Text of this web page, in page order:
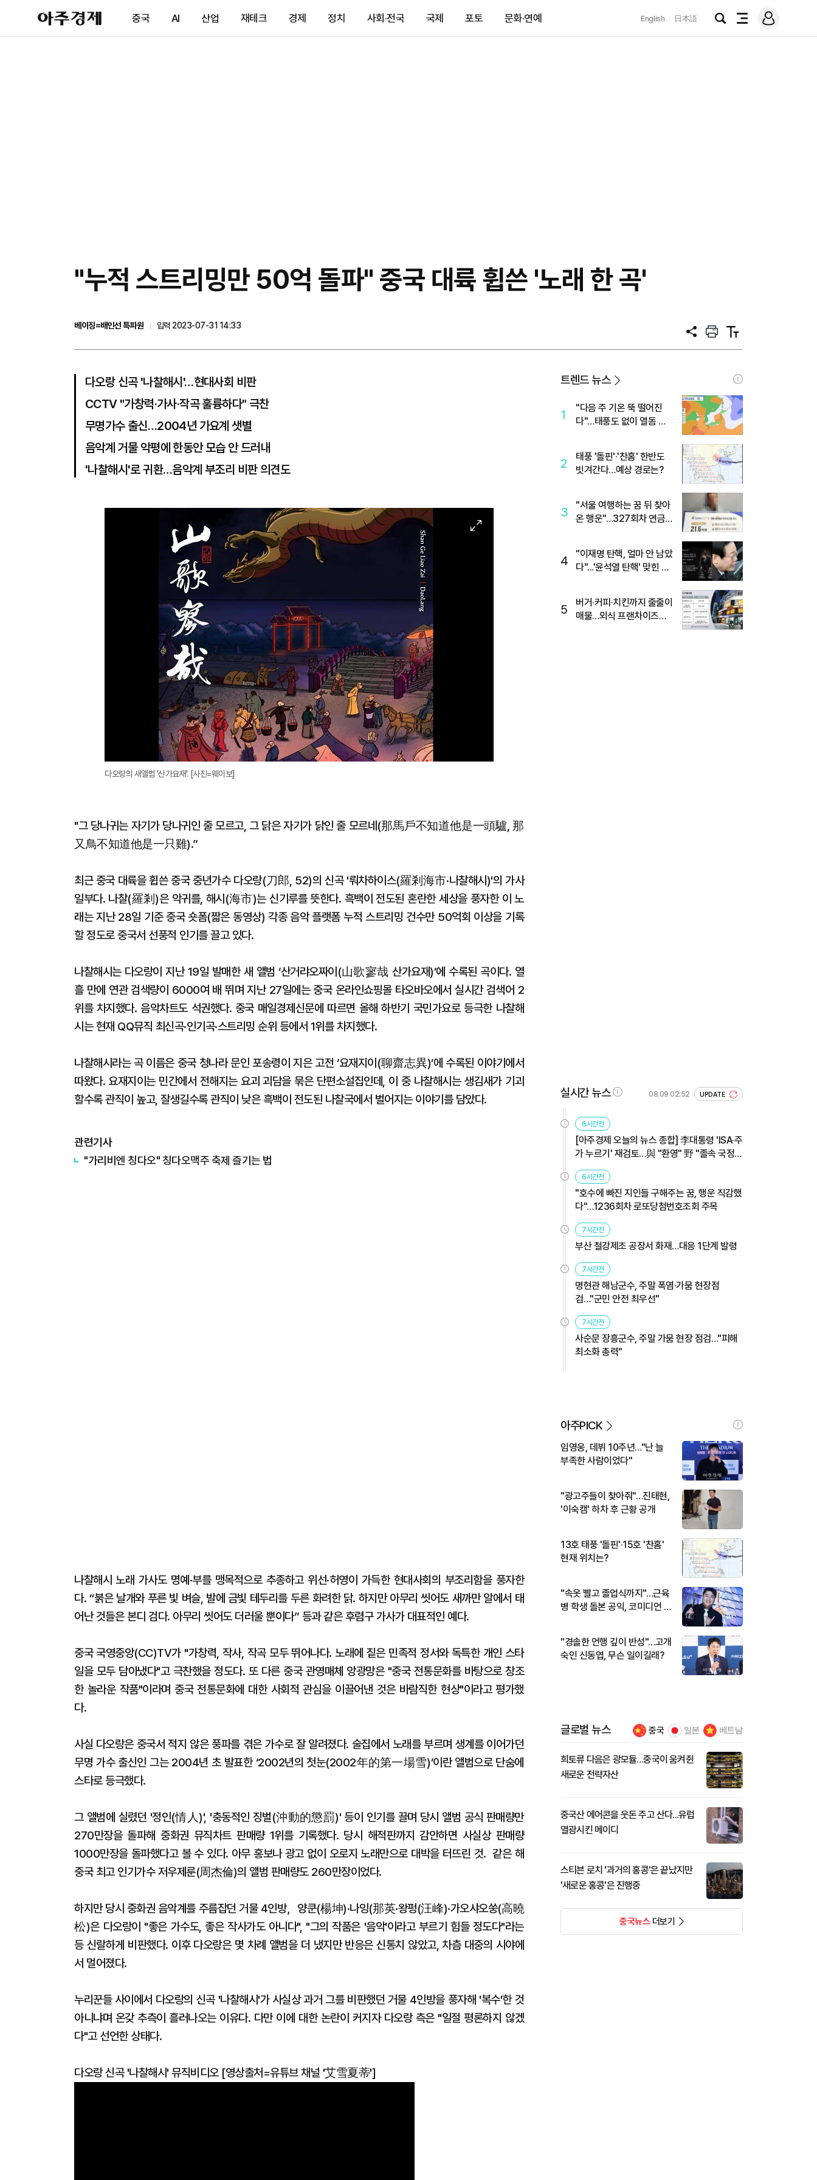
아
주
제
중국 AI 산업 재테크 경제 정치 사회·전국 국제 포토 문화·연예 English 日本語
검
전
메
그
"누적 스트리밍만 50억 돌파" 중국 대륙 휩쓴 '노래 한 곡'
베이징=배인선 특파원
입력 2023-07-31 14:33
공
프
트
텍
트
다오랑 신곡 '나찰해시'…현대사회 비판
CCTV "가창력·가사·작곡 훌륭하다" 극찬
무명가수 출신…2004년 가요계 샛별
음악계 거물 악평에 한동안 모습 안 드러내
'나찰해시'로 귀환…음악계 부조리 비판 의견도
다오랑의 새앨범 '산가요재'. [사진=웨이보]
"그 당나귀는 자기가 당나귀인 줄 모르고, 그 닭은 자기가 닭인 줄 모르네(那馬戶不知道他是一頭驢, 那
又鳥不知道他是一只雞).”
최근 중국 대륙을 휩쓴 중국 중년가수 다오랑(刀郎, 52)의 신곡 '뤄차하이스(羅剎海市·나찰해시)'의 가사
일부다. 나찰(羅剎)은 악귀를, 해시(海市)는 신기루를 뜻한다. 흑백이 전도된 혼란한 세상을 풍자한 이 노
래는 지난 28일 기준 중국 숏폼(짧은 동영상) 각종 음악 플랫폼 누적 스트리밍 건수만 50억회 이상을 기록
할 정도로 중국서 선풍적 인기를 끌고 있다.
나찰해시는 다오랑이 지난 19일 발매한 새 앨범 ‘산거랴오짜이(山歌寥哉 산가요재)’에 수록된 곡이다. 열
흘 만에 연관 검색량이 6000여 배 뛰며 지난 27일에는 중국 온라인쇼핑몰 타오바오에서 실시간 검색어 2
위를 차지했다. 음악차트도 석권했다. 중국 매일경제신문에 따르면 올해 하반기 국민가요로 등극한 나찰해
시는 현재 QQ뮤직 최신곡·인기곡·스트리밍 순위 등에서 1위를 차지했다.
나찰해시라는 곡 이름은 중국 청나라 문인 포송령이 지은 고전 ‘요재지이(聊齋志異)’에 수록된 이야기에서
따왔다. 요재지이는 민간에서 전해지는 요괴 괴담을 묶은 단편소설집인데, 이 중 나찰해시는 생김새가 기괴
할수록 관직이 높고, 잘생길수록 관직이 낮은 흑백이 전도된 나찰국에서 벌어지는 이야기를 담았다.
관련기사
"가리비엔 칭다오" 칭다오맥주 축제 즐기는 법
나찰해시 노래 가사도 명예·부를 맹목적으로 추종하고 위선·허영이 가득한 현대사회의 부조리함을 풍자한
다. “붉은 날개와 푸른 빛 벼슬, 발에 금빛 테두리를 두른 화려한 닭. 하지만 아무리 씻어도 새까만 알에서 태
어난 것들은 본디 검다. 아무리 씻어도 더러울 뿐이다” 등과 같은 후렴구 가사가 대표적인 예다.
중국 국영중앙(CC)TV가 "가창력, 작사, 작곡 모두 뛰어나다. 노래에 짙은 민족적 정서와 독특한 개인 스타
일을 모두 담아냈다"고 극찬했을 정도다. 또 다른 중국 관영매체 앙광망은 "중국 전통문화를 바탕으로 창조
한 놀라운 작품"이라며 중국 전통문화에 대한 사회적 관심을 이끌어낸 것은 바람직한 현상"이라고 평가했
다.
사실 다오랑은 중국서 적지 않은 풍파를 겪은 가수로 잘 알려졌다. 술집에서 노래를 부르며 생계를 이어가던
무명 가수 출신인 그는 2004년 초 발표한 ‘2002년의 첫눈(2002年的第一場雪)’이란 앨범으로 단숨에
스타로 등극했다.
그 앨범에 실렸던 '정인(情人)', '충동적인 징벌(沖動的懲罰)' 등이 인기를 끌며 당시 앨범 공식 판매량만
270만장을 돌파해 중화권 뮤직차트 판매량 1위를 기록했다. 당시 해적판까지 감안하면 사실상 판매량
1000만장을 돌파했다고 볼 수 있다. 아무 홍보나 광고 없이 오로지 노래만으로 대박을 터뜨린 것. 같은 해
중국 최고 인기가수 저우제룬(周杰倫)의 앨범 판매량도 260만장이었다.
하지만 당시 중화권 음악계를 주름잡던 거물 4인방，양쿤(楊坤)·나잉(那英·왕펑(汪峰)·가오샤오쑹(高曉
松)은 다오랑이 "좋은 가수도, 좋은 작사가도 아니다", "그의 작품은 '음악'이라고 부르기 힘들 정도다"라는
등 신랄하게 비판했다. 이후 다오랑은 몇 차례 앨범을 더 냈지만 반응은 신통치 않았고, 차츰 대중의 시야에
서 멀어졌다.
누리꾼들 사이에서 다오랑의 신곡 '나찰해시'가 사실상 과거 그를 비판했던 거물 4인방을 풍자해 '복수'한 것
아니냐며 온갖 추측이 흘러나오는 이유다. 다만 이에 대한 논란이 커지자 다오랑 측은 "일절 평론하지 않겠
다"고 선언한 상태다.
다오랑 신곡 '나찰해시' 뮤직비디오 [영상출처=유튜브 채널 '艾雪夏蒂']
트렌드 뉴스
1
"다음 주 기온 뚝 떨어진
다"…태풍도 없이 열돔 박
2
태풍 '돌핀'·'찬홈' 한반도
빗겨간다…예상 경로는?
3
"서울 여행하는 꿈 뒤 찾아
온 행운"…327회차 연금
4
"이재명 탄핵, 얼마 안 남았
다"...'윤석열 탄핵' 맞힌 무
5
버거·커피·치킨까지 줄줄이
매물…외식 프랜차이즈
실시간 뉴스 08.09 02:52 UPDATE
6시간전
[아주경제 오늘의 뉴스 종합] 李대통령 'ISA·주
가 누르기' 재검토…與 "환영" 野 "졸속 국정"
外
6시간전
"호수에 빠진 지인들 구해주는 꿈, 행운 직감했
다"…1236회차 로또당첨번호조회 주목
7시간전
부산 철강제조 공장서 화재…대응 1단계 발령
7시간전
명현관 해남군수, 주말 폭염·가뭄 현장점
검…"군민 안전 최우선"
7시간전
사순문 장흥군수, 주말 가뭄 현장 점검…"피해
최소화 총력"
아주PICK
임영웅, 데뷔 10주년…"난 늘
부족한 사람이었다"
"광고주들이 찾아줘"…진태현,
'이숙캠' 하차 후 근황 공개
13호 태풍 '돌핀'·15호 '찬홈'
현재 위치는?
"속옷 빨고 졸업식까지"…근육
병 학생 돌본 공익, 코미디언 김
"경솔한 언행 깊이 반성"…고개
숙인 신동엽, 무슨 일이길래?
글로벌 뉴스 중국 일본 베트남
희토류 다음은 광모듈…중국이 움켜쥔
새로운 전략자산
중국산 에어콘을 웃돈 주고 산다...유럽
열광시킨 메이디
스티븐 로치 '과거의 홍콩'은 끝났지만
'새로운 홍콩'은 진행중
중국뉴스더보기